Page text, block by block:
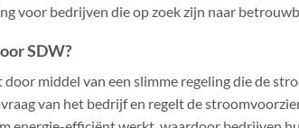
voor bedrijven die op zoek zijn naar
SDW?
middel van een slimme regeling die de
van het bedrijf en regelt de